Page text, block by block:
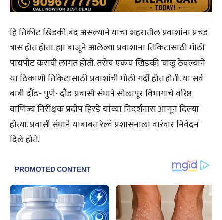
हि तिकीट खिडकी बंद असल्याने याचा शहरातील प्रवाशांना प्रचंड
त्रास होत होता. ह्या बाजूने आलेल्या प्रवाशांना तिकिटासाठी मोठी
पायपीट करावी लागत होती. तसेच एकच खिडकी चालू ठेवल्याने
या ठिकाणी तिकिटासाठी प्रवाशांची मोठी गर्दी होत होती. या सर्व
बाबी दौंड- पुणे- दौंड प्रवासी संघाने सोलापूर विभागाचे वरिष्ठ
वाणिज्य निरीक्षक प्रदीप हिरडे यांच्या निदर्शनास आणून दिल्या
होत्या. प्रवासी संघाने याबाबत रेल्वे प्रशासनाला वारंवार निवेदन
दिले होते.